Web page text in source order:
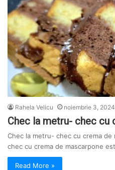
Rahela Velicu noiembrie 3, 2024
Chec la metru- chec cu
Chec la metru- chec cu crema de
chec cu crema de mascarpone
Read More »